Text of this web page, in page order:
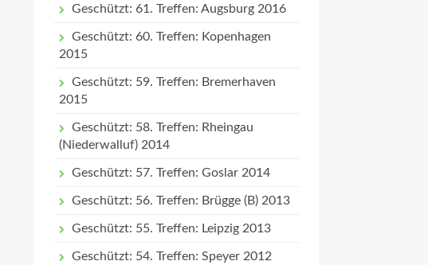
Geschützt: 61. Treffen: Augsburg 2016
Geschützt: 60. Treffen: Kopenhagen
2015
Geschützt: 59. Treffen: Bremerhaven
2015
Geschützt: 58. Treffen: Rheingau
(Niederwalluf) 2014
Geschützt: 57. Treffen: Goslar 2014
Geschützt: 56. Treffen: Brügge (B) 2013
Geschützt: 55. Treffen: Leipzig 2013
Geschützt: 54. Treffen: Speyer 2012